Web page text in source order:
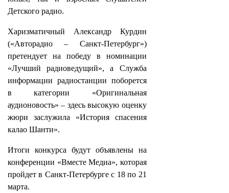
Детского радио.
Харизматичный Александр Курдин
(«Авторадио – Санкт‑Петербург»)
претендует на победу в номинации
«Лучший радиоведущий», а Служба
информации радиостанции поборется
в категории «Оригинальная
аудионовость» – здесь высокую оценку
жюри заслужила «История спасения
калао Шанти».
Итоги конкурса будут объявлены на
конференции «Вместе Медиа», которая
пройдет в Санкт‑Петербурге с 18 по 21
марта.